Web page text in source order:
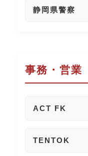
静岡県警察
事務・営業
ACT FK
TENTOK